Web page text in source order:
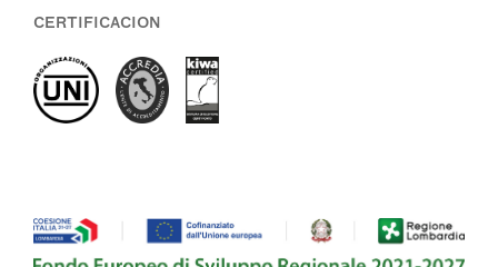
CERTIFICACION